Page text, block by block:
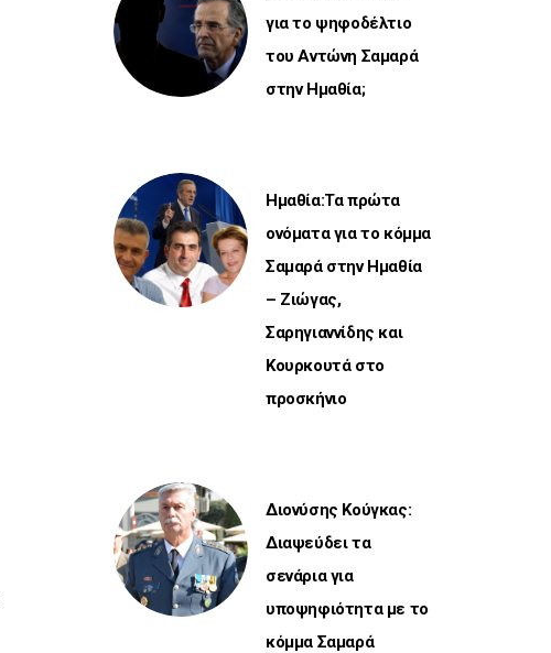
για το ψηφοδέλτιο
του Αντώνη Σαμαρά
στην Ημαθία;
Ημαθία:Τα πρώτα
ονόματα για το κόμμα
Σαμαρά στην Ημαθία
– Ζιώγας,
Σαρηγιαννίδης και
Κουρκουτά στο
προσκήνιο
Διονύσης Κούγκας:
Διαψεύδει τα
σενάρια για
υποψηφιότητα με το
κόμμα Σαμαρά